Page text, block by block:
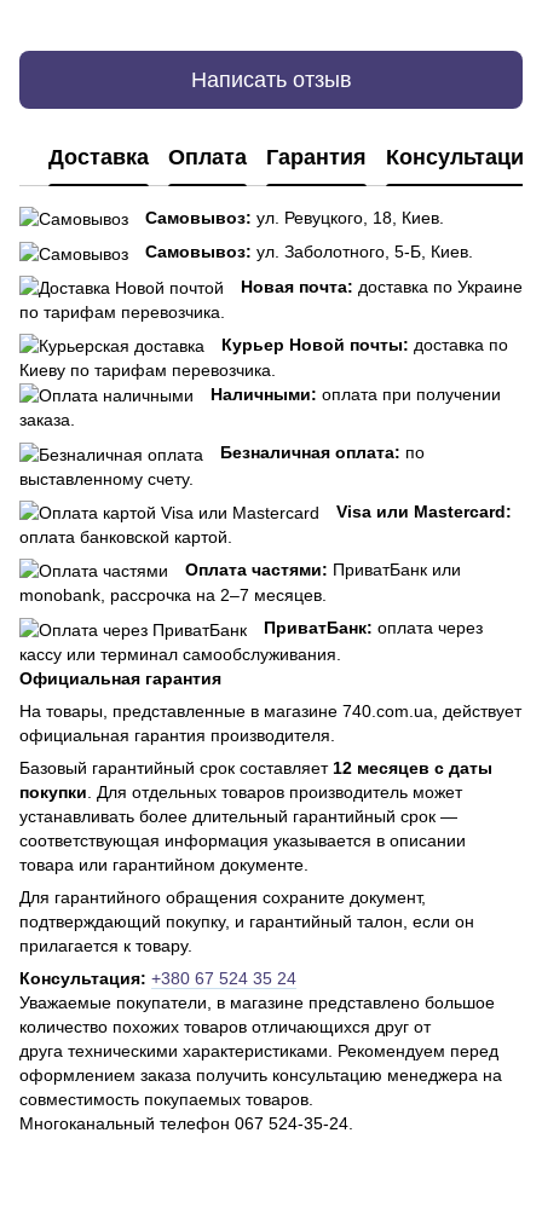
Написать отзыв
Доставка Оплата Гарантия Консультация
Самовывоз: ул. Ревуцкого, 18, Киев.
Самовывоз: ул. Заболотного, 5-Б, Киев.
Новая почта: доставка по Украине
по тарифам перевозчика.
Курьер Новой почты: доставка по
Киеву по тарифам перевозчика.
Наличными: оплата при получении
заказа.
Безналичная оплата: по
выставленному счету.
Visa или Mastercard:
оплата банковской картой.
Оплата частями: ПриватБанк или
monobank, рассрочка на 2–7 месяцев.
ПриватБанк: оплата через
кассу или терминал самообслуживания.
Официальная гарантия
На товары, представленные в магазине 740.com.ua, действует
официальная гарантия производителя.
Базовый гарантийный срок составляет 12 месяцев с даты
покупки . Для отдельных товаров производитель может
устанавливать более длительный гарантийный срок —
соответствующая информация указывается в описании
товара или гарантийном документе.
Для гарантийного обращения сохраните документ,
подтверждающий покупку, и гарантийный талон, если он
прилагается к товару.
Консультация: +380 67 524 35 24
Уважаемые покупатели, в магазине представлено большое
количество похожих товаров отличающихся друг от
друга техническими характеристиками. Рекомендуем перед
оформлением заказа получить консультацию менеджера на
совместимость покупаемых товаров.
Многоканальный телефон 067 524-35-24.